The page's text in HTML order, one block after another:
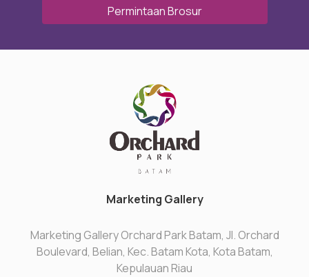
Permintaan Brosur
Marketing Gallery
Marketing Gallery Orchard Park Batam, Jl. Orchard
Boulevard, Belian, Kec. Batam Kota, Kota Batam,
Kepulauan Riau